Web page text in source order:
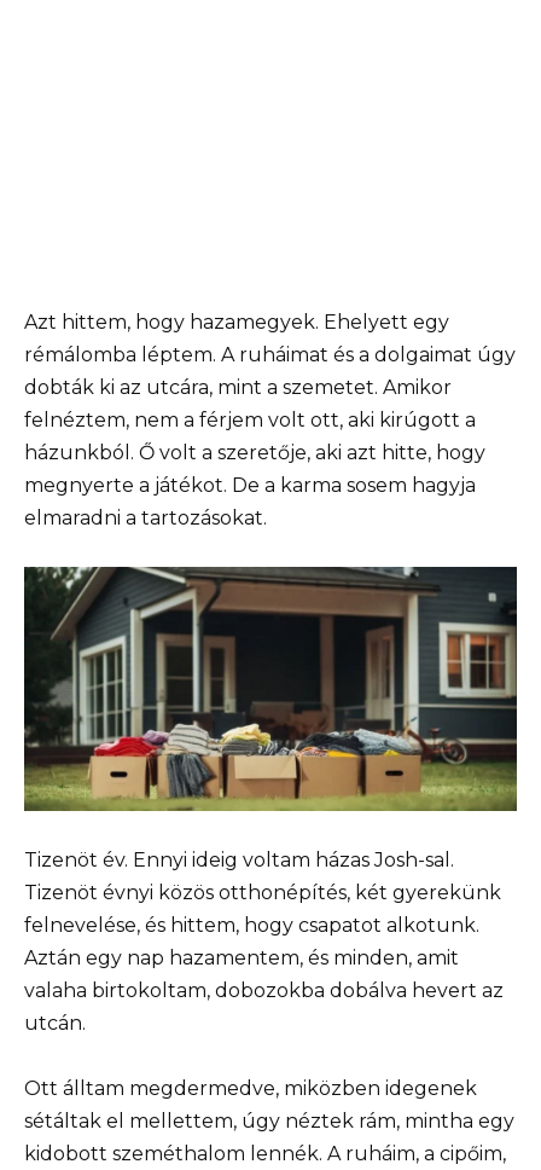
Azt hittem, hogy hazamegyek. Ehelyett egy
rémálomba léptem. A ruháimat és a dolgaimat úgy
dobták ki az utcára, mint a szemetet. Amikor
felnéztem, nem a férjem volt ott, aki kirúgott a
házunkból. Ő volt a szeretője, aki azt hitte, hogy
megnyerte a játékot. De a karma sosem hagyja
elmaradni a tartozásokat.
Tizenöt év. Ennyi ideig voltam házas Josh-sal.
Tizenöt évnyi közös otthonépítés, két gyerekünk
felnevelése, és hittem, hogy csapatot alkotunk.
Aztán egy nap hazamentem, és minden, amit
valaha birtokoltam, dobozokba dobálva hevert az
utcán.
Ott álltam megdermedve, miközben idegenek
sétáltak el mellettem, úgy néztek rám, mintha egy
kidobott szeméthalom lennék. A ruháim, a cipőim,